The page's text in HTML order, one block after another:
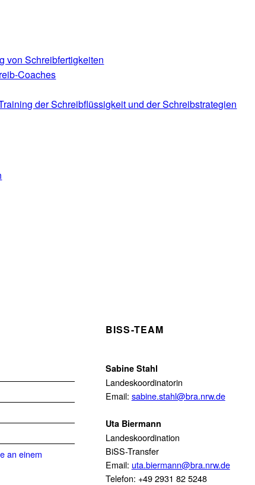
von Schreibfertigkeiten
Coaches
der Schreibflüssigkeit und der Schreibstrategien
an einem
BISS-TEAM
Sabine Stahl
Landeskoordinatorin
Email: sabine.stahl@bra.nrw.de
Uta Biermann
Landeskoordination
BiSS-Transfer
Email: uta.biermann@bra.nrw.de
Telefon: +49 2931 82 5248